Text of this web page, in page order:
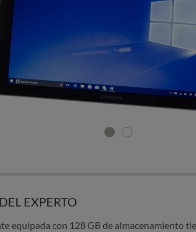
EXPERTO
equipada con 128 GB de almacenamiento